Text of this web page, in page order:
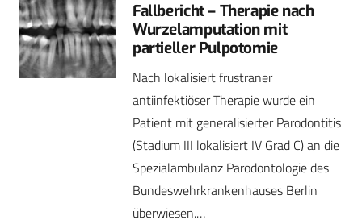
Fallbericht – Therapie nach
Wurzelamputation mit
partieller Pulpotomie
Nach lokalisiert frustraner
antiinfektiöser Therapie wurde ein
Patient mit generalisierter Parodontitis
(Stadium III lokalisiert IV Grad C) an die
Spezialambulanz Parodontologie des
Bundeswehrkrankenhauses Berlin
überwiesen.…